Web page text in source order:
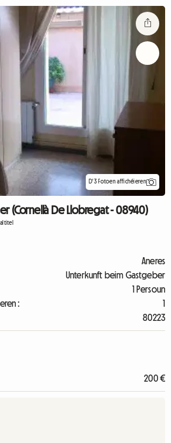
D'3 Fotoen affichéieren
(Cornellà De Llobregat - 08940)
Aneres
Unterkunft beim Gastgeber
1 Persoun
:
1
80223
200 €